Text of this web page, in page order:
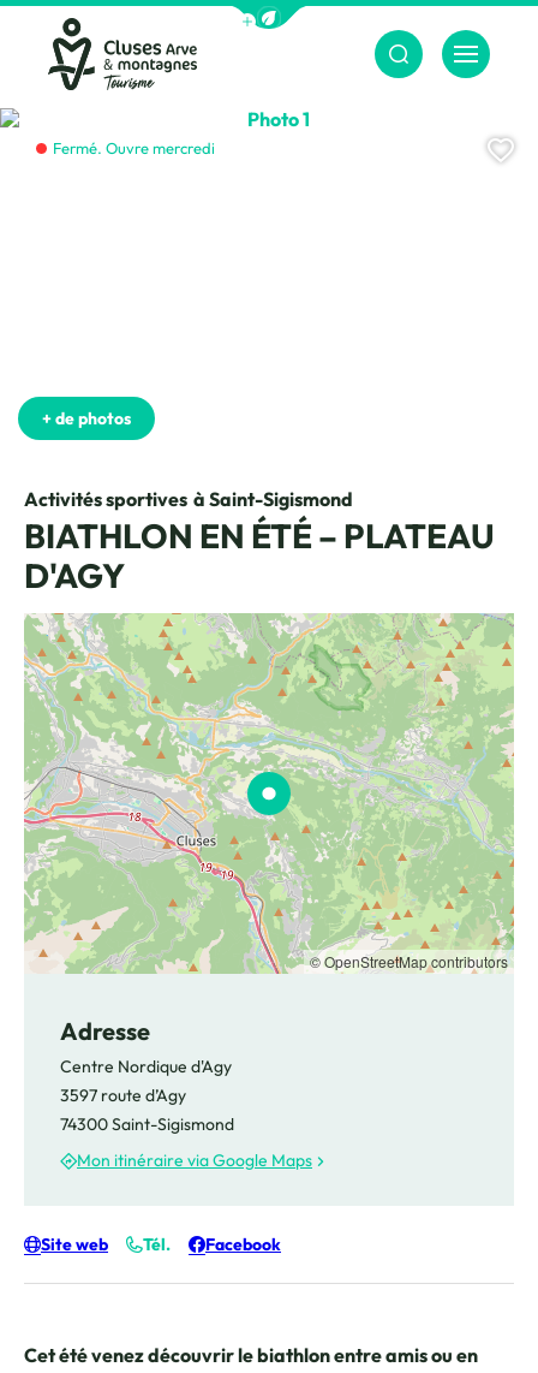
Afficher la barre de navigation du
Cluses Arve &amp; montagnes
Menu
Activités sportives à Saint-Sigismond
BIATHLON EN ÉTÉ – PLATEAU
D'AGY
Photo 1, © Centre Nordique
+ de photos
Fermé. Ouvre mercredi
Cet été venez découvrir le biathlon entre amis ou en
© OpenStreetMap contributors
Adresse
Centre Nordique d'Agy
3597 route d’Agy
74300 Saint-Sigismond
Mon itinéraire via Google Maps
Site web Tél. Facebook